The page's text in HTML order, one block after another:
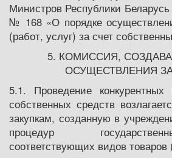
Министров Республики Беларусь
№ 168 «О порядке
(работ, услуг) за счет
5. КОМИССИЯ,
ОСУЩЕСТВЛЕНИЯ
5.1. Проведение
собственных средств
закупкам, созданную в
процедур
соответствующих видов товаров